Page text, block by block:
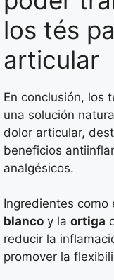
los tés
articular
En conclusión, los
una solución
dolor articular,
beneficios
analgésicos.
Ingredientes como
blanco y la ortiga
reducir la
promover la